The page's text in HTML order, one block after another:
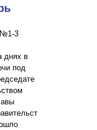
№1-3
днях в
под